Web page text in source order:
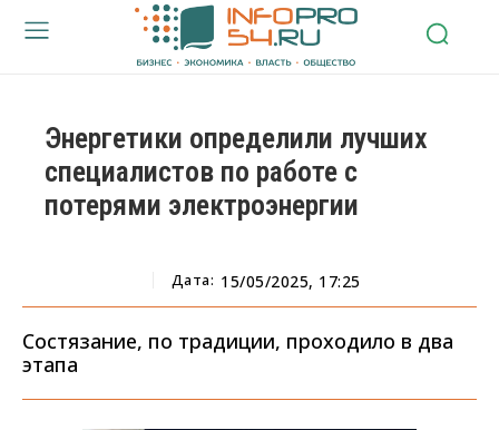
Энергетики определили лучших
специалистов по работе с
потерями электроэнергии
Дата: 15/05/2025, 17:25
Состязание, по традиции, проходило в два
этапа